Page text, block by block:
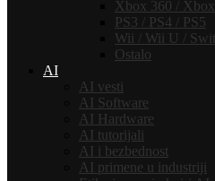
Xbox 360 /
PS3 / PS4 / PS5
Wii / Wii U /
Ostalo
AI
AI vesti
AI Software
AI Hardware
AI tutorijali
AI i bezbednost
AI primene u industriji